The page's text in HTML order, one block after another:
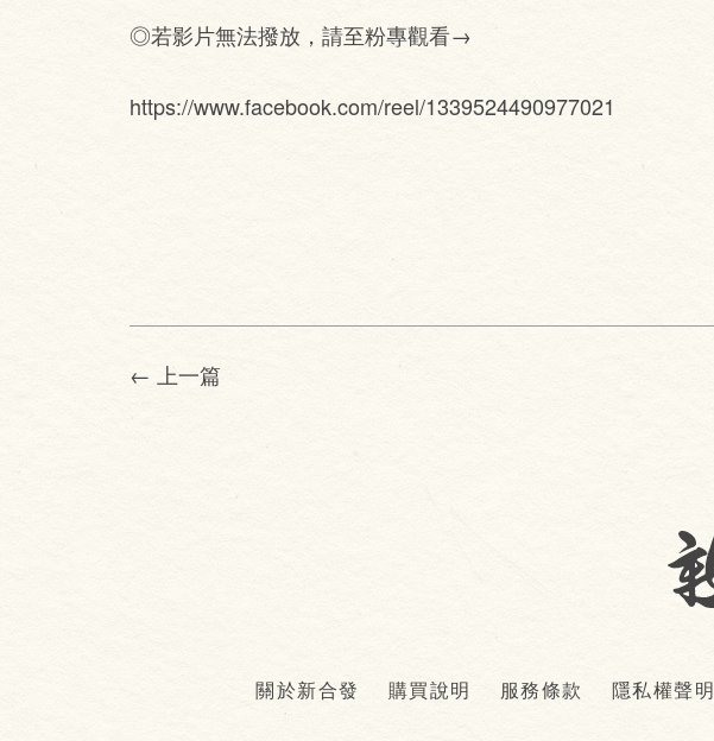
◎若影片無法撥放，請至粉專觀看→
https://www.facebook.com/reel/1339524490977021
← 上一篇
關於新合發 購買說明 服務條款 隱私權聲明